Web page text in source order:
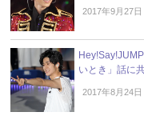
2017年9月27日
いとき」話に
2017年8月24日